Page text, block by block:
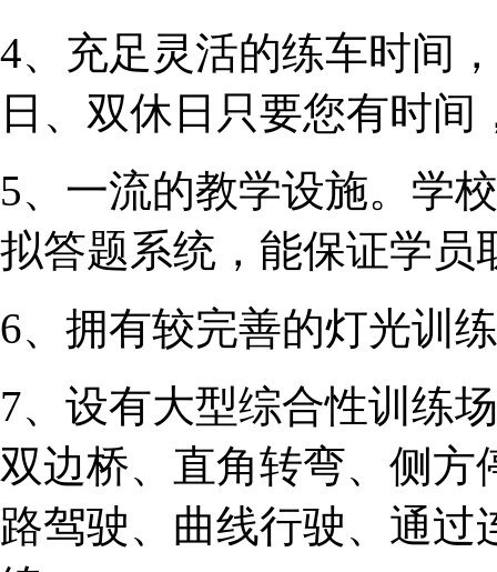
4、充足灵活的练车时间
日、双休日只要您有时
5、一流的教学设施。学
拟答题系统，能保证学员
6、拥有较完善的灯光训
7、设有大型综合性训练
双边桥、直角转弯、侧方
路驾驶、曲线行驶、通